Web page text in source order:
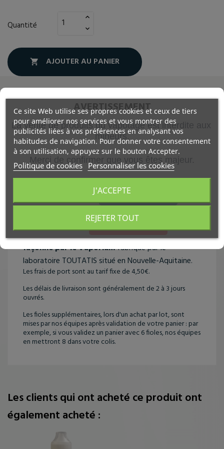
AVERTISSEMENT
La vente de produits du vapotage est interdite aux
mineurs.
VALIDER
JE SUIS MINEUR
Ce site Web utilise ses propres cookies et ceux de tiers
pour améliorer nos services et vous montrer des
publicités liées à vos préférences en analysant vos
habitudes de navigation. Pour donner votre consentement
à son utilisation, appuyez sur le bouton Accepter.
Politique de cookies Personnaliser les cookies
REJETER TOUT
J'ACCEPTE
Quantité
 AJOUTER AU PANIER
Description
Détails du produit
Tous les boosters sont au prix symbolique de 1€. Le
nécessaires à votre dosage afin que les employés
puissent préparer votre commande les yeux fermés !
Le Slow-mo Capybara est un e-liquideimaginé,
façonné par le Vaporiumfabriqué par le
laboratoire TOUTATIS situé en Nouvelle-Aquitaine.
Les frais de port sont au tarif fixe de 4,50€.
Les délais de livraison sont généralement de 2 à 3 jours
ouvrés.
Les fioles supplémentaires, lors d'un achat par lot, sont
mises par nos équipes après validation de votre panier : par
exemple, si vous validez un panier avec 6 fioles, nos équipes
en mettront 8 dans votre colis.
Les clients qui ont acheté ce produit ont
également acheté :